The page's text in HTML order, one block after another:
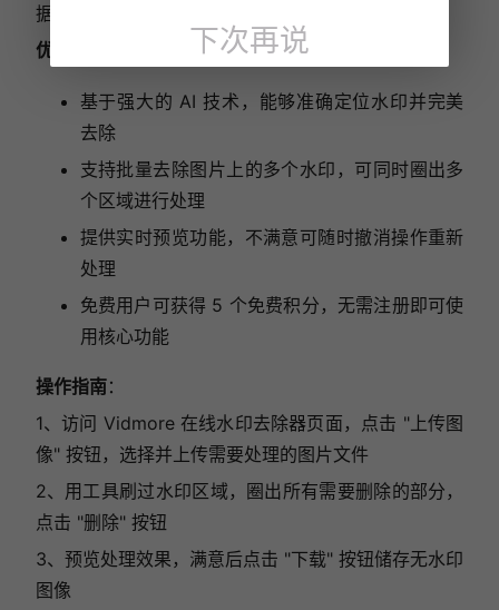
据，确保上传图片的安全性。
优势亮点
基于强大的 AI 技术，能够准确定位水印并完美
去除
支持批量去除图片上的多个水印，可同时圈出多
个区域进行处理
提供实时预览功能，不满意可随时撤消操作重新
处理
免费用户可获得 5 个免费积分，无需注册即可使
用核心功能
操作指南：
1、访问 Vidmore 在线水印去除器页面， 点击 "上传图
像" 按钮，选择并上传需要处理的图片文件
2、用工具刷过水印区域，圈出所有需要删除的部分，
点击 "删除" 按钮
3、预览处理效果，满意后点击 "下载" 按钮储存无水印
图像
下次再说